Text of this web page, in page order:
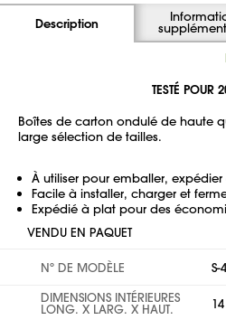
Description
TESTÉ POUR
Boîtes de carton ondulé de haute
large sélection de tailles.
À utiliser pour emballer, expédier
Facile à installer, charger et
Expédié à plat pour des
VENDU EN PAQUET
Nº DE MODÈLE
S-
DIMENSIONS INTÉRIEURES
LONG. X LARG. X HAUT.